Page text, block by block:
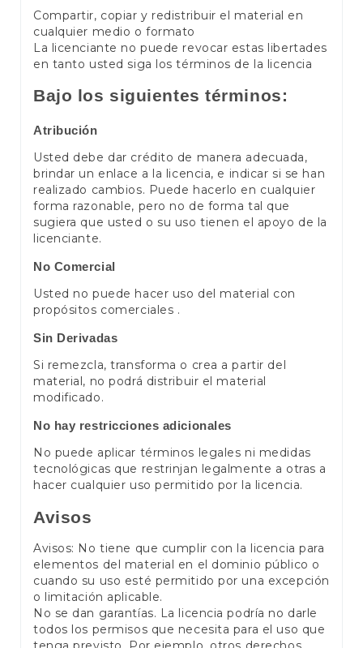
Compartir, copiar y redistribuir el material en
cualquier medio o formato
La licenciante no puede revocar estas libertades
en tanto usted siga los términos de la licencia
Bajo los siguientes términos:
Atribución
Usted debe dar crédito de manera adecuada,
brindar un enlace a la licencia, e indicar si se han
realizado cambios. Puede hacerlo en cualquier
forma razonable, pero no de forma tal que
sugiera que usted o su uso tienen el apoyo de la
licenciante.
No Comercial
Usted no puede hacer uso del material con
propósitos comerciales .
Sin Derivadas
Si remezcla, transforma o crea a partir del
material, no podrá distribuir el material
modificado.
No hay restricciones adicionales
No puede aplicar términos legales ni medidas
tecnológicas que restrinjan legalmente a otras a
hacer cualquier uso permitido por la licencia.
Avisos
Avisos: No tiene que cumplir con la licencia para
elementos del material en el dominio público o
cuando su uso esté permitido por una excepción
o limitación aplicable.
No se dan garantías. La licencia podría no darle
todos los permisos que necesita para el uso que